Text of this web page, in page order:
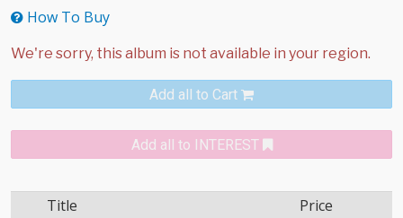
How To Buy
Add all to Cart
Add all to INTEREST
Title Price